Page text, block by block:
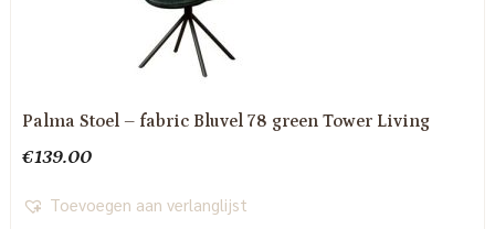
Palma Stoel – fabric Bluvel 78 green Tower Living
€139.00
Toevoegen aan verlanglijst